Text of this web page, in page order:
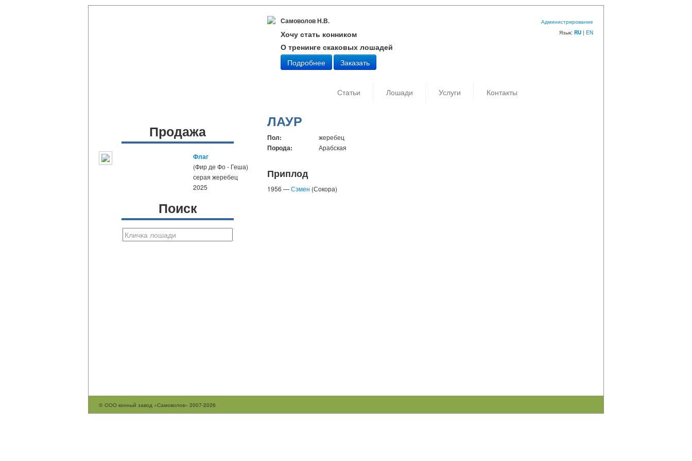
Самоволов Н.В.
Хочу стать конником
О тренинге скаковых лошадей
Подробнее
Заказать
Администрирование
Язык: RU | EN
Статьи Лошади Услуги Контакты
Продажа
Флаг
(Фир де Фо - Геша)
серая жеребец
2025
Поиск
ЛАУР
Пол: жеребец
Порода: Арабская
Приплод
1956 —Сэмен (Сокора)
© ООО конный завод «Самоволов» 2007-2026